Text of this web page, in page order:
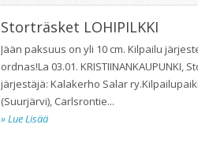
III
Storträsket LOHIPILKKI
Jään paksuus on yli 10 cm. Kilpailu
ordnas!La 03.01.
järjestäjä: Kalakerho Salar
(Suurjärvi), Carlsrontie...
» Lue Lisää